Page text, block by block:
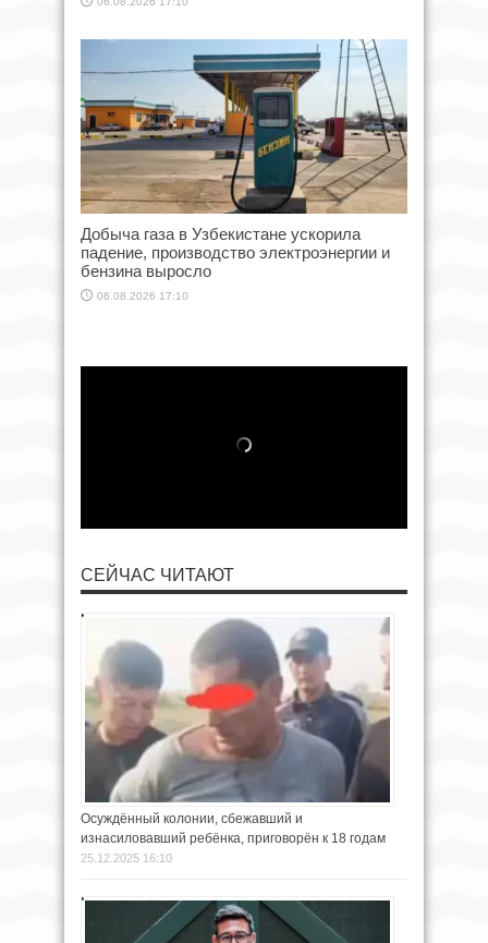
Добыча газа в Узбекистане ускорила
падение, производство электроэнергии и
бензина выросло
06.08.2026 17:10
СЕЙЧАС ЧИТАЮТ
Осуждённый колонии, сбежавший и
изнасиловавший ребёнка, приговорён к 18 годам
25.12.2025 16:10